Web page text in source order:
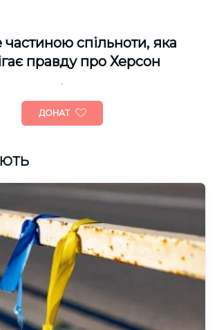
частиною спільноти, яка
правду про Херсон
ДОНАТ